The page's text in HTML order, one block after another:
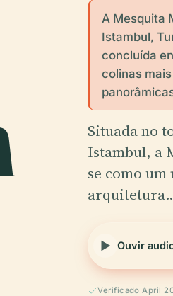
A Mesquita
Istambul,
concluída
colinas
Situada no
Istambul, a
se como
Ouvir
Verificado April